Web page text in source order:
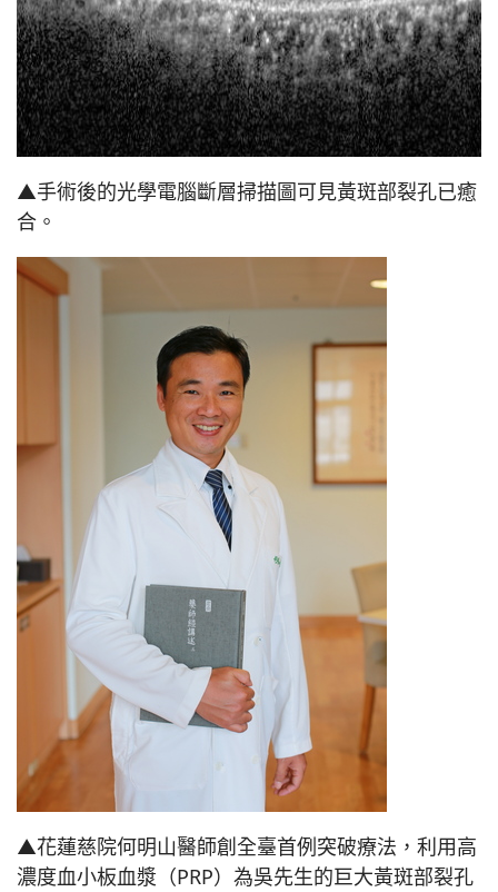
▲手術後的光學電腦斷層掃描圖可見黃斑部裂孔已癒
合。
▲花蓮慈院何明山醫師創全臺首例突破療法，利用高
濃度血小板血漿（PRP）為吳先生的巨大黃斑部裂孔